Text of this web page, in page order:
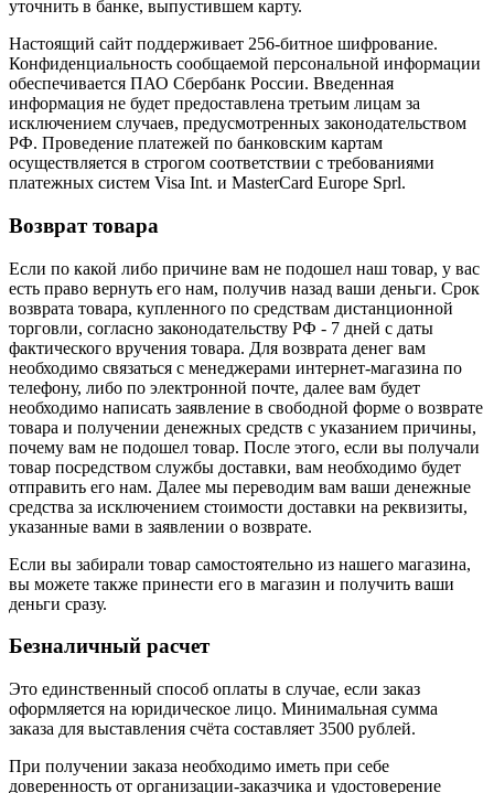
уточнить в банке, выпустившем карту.
Настоящий сайт поддерживает 256-битное шифрование.
Конфиденциальность сообщаемой персональной информации
обеспечивается ПАО Сбербанк России. Введенная
информация не будет предоставлена третьим лицам за
исключением случаев, предусмотренных законодательством
РФ. Проведение платежей по банковским картам
осуществляется в строгом соответствии с требованиями
платежных систем Visa Int. и MasterCard Europe Sprl.
Возврат товара
Если по какой либо причине вам не подошел наш товар, у вас
есть право вернуть его нам, получив назад ваши деньги. Срок
возврата товара, купленного по средствам дистанционной
торговли, согласно законодательству РФ - 7 дней с даты
фактического вручения товара. Для возврата денег вам
необходимо связаться с менеджерами интернет-магазина по
телефону, либо по электронной почте, далее вам будет
необходимо написать заявление в свободной форме о возврате
товара и получении денежных средств с указанием причины,
почему вам не подошел товар. После этого, если вы получали
товар посредством службы доставки, вам необходимо будет
отправить его нам. Далее мы переводим вам ваши денежные
средства за исключением стоимости доставки на реквизиты,
указанные вами в заявлении о возврате.
Если вы забирали товар самостоятельно из нашего магазина,
вы можете также принести его в магазин и получить ваши
деньги сразу.
Безналичный расчет
Это единственный способ оплаты в случае, если заказ
оформляется на юридическое лицо. Минимальная сумма
заказа для выставления счёта составляет 3500 рублей.
При получении заказа необходимо иметь при себе
доверенность от организации-заказчика и удостоверение